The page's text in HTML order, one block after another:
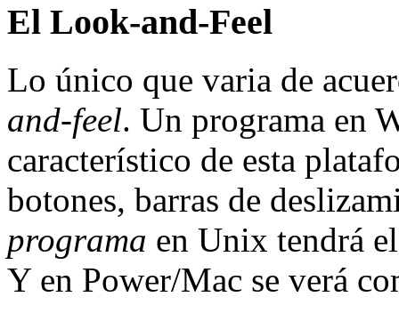
El Look-and-Feel
Lo único que varia de
and-feel. Un programa en
característico de esta
botones, barras de
programa en Unix tendrá
Y en Power/Mac se verá